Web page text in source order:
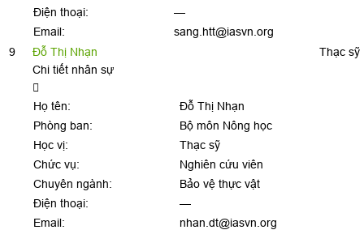
Điện thoại:
—
Email:
sang.htt@iasvn.org
9
Đỗ Thị Nhạn
Chi tiết nhân sự
Họ tên:
Đỗ Thị Nhạn
Phòng ban:
Bộ môn Nông học
Học vị:
Thạc sỹ
Chức vụ:
Nghiên cứu viên
Chuyên ngành:
Bảo vệ thực vật
Điện thoại:
—
Email:
nhan.dt@iasvn.org
Thạc sỹ